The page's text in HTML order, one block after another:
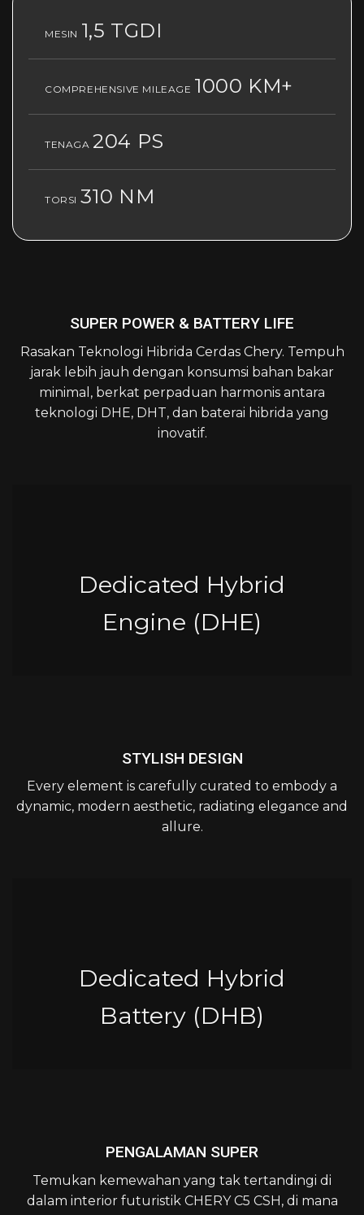
MESIN 1,5 TGDI
COMPREHENSIVE MILEAGE 1000 KM+
TENAGA 204 PS
TORSI 310 NM
SUPER POWER & BATTERY LIFE
Rasakan Teknologi Hibrida Cerdas Chery. Tempuh
jarak lebih jauh dengan konsumsi bahan bakar
minimal, berkat perpaduan harmonis antara
teknologi DHE, DHT, dan baterai hibrida yang
inovatif.
Dedicated Hybrid
Engine (DHE)
STYLISH DESIGN
Every element is carefully curated to embody a
dynamic, modern aesthetic, radiating elegance and
allure.
Dedicated Hybrid
Battery (DHB)
PENGALAMAN SUPER
Temukan kemewahan yang tak tertandingi di
dalam interior futuristik CHERY C5 CSH, di mana